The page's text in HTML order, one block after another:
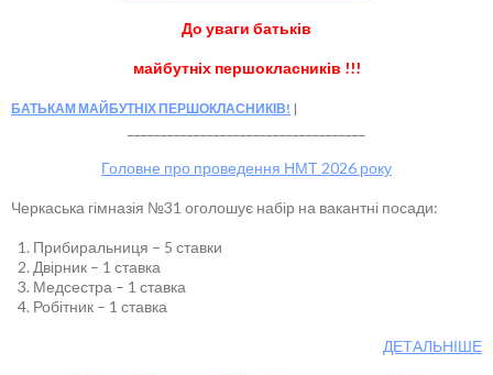
До уваги батьків
майбутніх першокласників !!!
БАТЬКАМ МАЙБУТНІХ ПЕРШОКЛАСНИКІВ!
Головне про проведення НМТ 2026 року
Черкаська гімназія №31 оголошує набір на вакантні посади:
Прибиральниця – 5 ставки
Двірник – 1 ставка
Медсестра – 1 ставка
Робітник – 1 ставка
ДЕТАЛЬНІШЕ